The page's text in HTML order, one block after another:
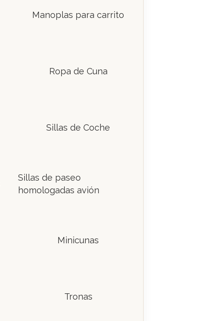
Manoplas para carrito
Ropa de Cuna
Sillas de Coche
Sillas de paseo
homologadas avión
Minicunas
Tronas